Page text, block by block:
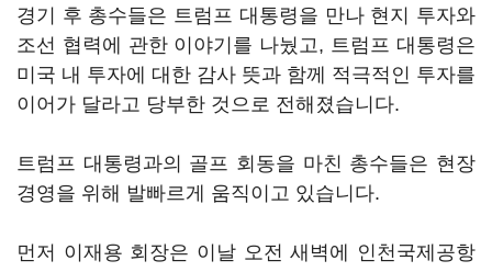
경기 후 총수들은 트럼프 대통령을 만나 현지 투자와
조선 협력에 관한 이야기를 나눴고, 트럼프 대통령은
미국 내 투자에 대한 감사 뜻과 함께 적극적인 투자를
이어가 달라고 당부한 것으로 전해졌습니다.
트럼프 대통령과의 골프 회동을 마친 총수들은 현장
경영을 위해 발빠르게 움직이고 있습니다.
먼저 이재용 회장은 이날 오전 새벽에 인천국제공항